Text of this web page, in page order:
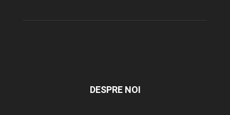
DESPRE NOI